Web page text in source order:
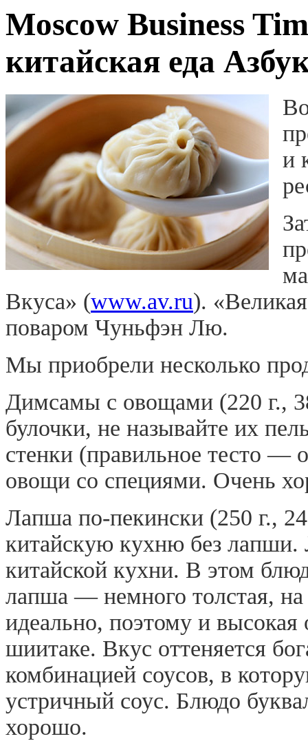
Moscow Business
китайская еда
и
Вкуса» (www.av.ru).
поваром Чуньфэн Лю.
Мы приобрели несколько
Димсамы с овощами (220 г.,
булочки, не называйте их
стенки (правильное тесто —
овощи со специями. Очень
Лапша по-пекински (250 г.,
китайскую кухню без
китайской кухни. В этом
лапша — немного толстая,
идеально, поэтому и
шиитаке. Вкус оттеняется
комбинацией соусов, в
устричный соус. Блюдо
хорошо.